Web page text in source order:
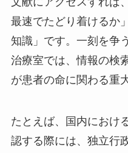
最速でたどり着けるか
知識」です。一刻を争
治療室では、情報の検
が患者の命に関わる重
たとえば、国内におけ
認する際には、独立行